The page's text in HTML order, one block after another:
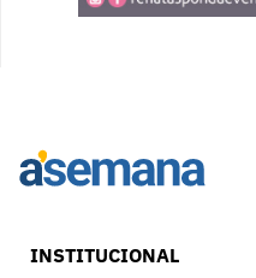
INSTITUCIONAL